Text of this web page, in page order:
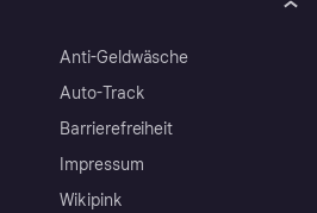
Anti-Geldwäsche
Auto-Track
Barrierefreiheit
Impressum
Wikipink